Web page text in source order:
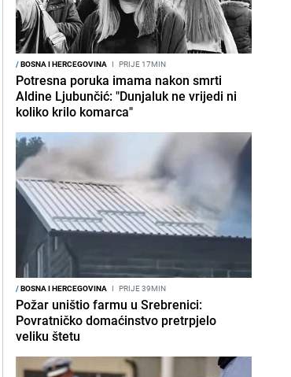
/BOSNA I HERCEGOVINA I PRIJE 17MIN
Potresna poruka imama nakon smrti
Aldine Ljubunčić: "Dunjaluk ne vrijedi ni
koliko krilo komarca"
/BOSNA I HERCEGOVINA I PRIJE 39MIN
Požar uništio farmu u Srebrenici:
Povratničko domaćinstvo pretrpjelo
veliku štetu